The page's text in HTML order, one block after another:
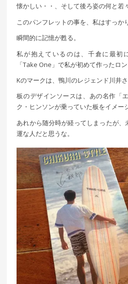
懐かしい・・、そして後ろ姿の何と若
このパンフレットの事を、私はすっか
瞬間的に記憶が甦る。
私が抱えているのは、千倉に最初
「Take One」で私が初めて作ったロン
Kのマークは、鴨川のレジェンド川井
板のデザインソースは、あの名作「
ク・ヒンソンが乗っていた板をイメー
あれから随分時が経ってしまったが
運な人だと思うな。